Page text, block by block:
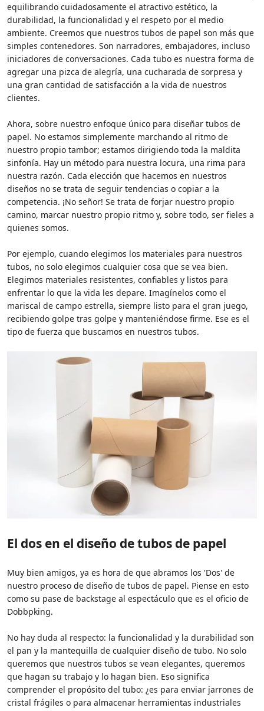
equilibrando cuidadosamente el atractivo estético, la
durabilidad, la funcionalidad y el respeto por el medio
ambiente. Creemos que nuestros tubos de papel son más que
simples contenedores. Son narradores, embajadores, incluso
iniciadores de conversaciones. Cada tubo es nuestra forma de
agregar una pizca de alegría, una cucharada de sorpresa y
una gran cantidad de satisfacción a la vida de nuestros
clientes.
Ahora, sobre nuestro enfoque único para diseñar tubos de
papel. No estamos simplemente marchando al ritmo de
nuestro propio tambor; estamos dirigiendo toda la maldita
sinfonía. Hay un método para nuestra locura, una rima para
nuestra razón. Cada elección que hacemos en nuestros
diseños no se trata de seguir tendencias o copiar a la
competencia. ¡No señor! Se trata de forjar nuestro propio
camino, marcar nuestro propio ritmo y, sobre todo, ser fieles a
quienes somos.
Por ejemplo, cuando elegimos los materiales para nuestros
tubos, no solo elegimos cualquier cosa que se vea bien.
Elegimos materiales resistentes, confiables y listos para
enfrentar lo que la vida les depare. Imagínelos como el
mariscal de campo estrella, siempre listo para el gran juego,
recibiendo golpe tras golpe y manteniéndose firme. Ese es el
tipo de fuerza que buscamos en nuestros tubos.
El dos en el diseño de tubos de papel
Muy bien amigos, ya es hora de que abramos los 'Dos' de
nuestro proceso de diseño de tubos de papel. Piense en esto
como su pase de backstage al espectáculo que es el oficio de
Dobbpking.
No hay duda al respecto: la funcionalidad y la durabilidad son
el pan y la mantequilla de cualquier diseño de tubo. No solo
queremos que nuestros tubos se vean elegantes, queremos
que hagan su trabajo y lo hagan bien. Eso significa
comprender el propósito del tubo: ¿es para enviar jarrones de
cristal frágiles o para almacenar herramientas industriales